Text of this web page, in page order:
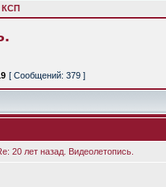
КСП
[ Сообщений: 379 ]
20 лет назад. Видеолетопись.